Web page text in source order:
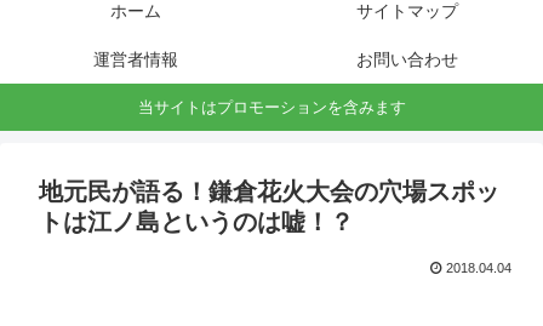
ホーム サイトマップ
運営者情報 お問い合わせ
当サイトはプロモーションを含みます
地元民が語る！鎌倉花火大会の穴場スポッ
トは江ノ島というのは嘘！？
2018.04.04